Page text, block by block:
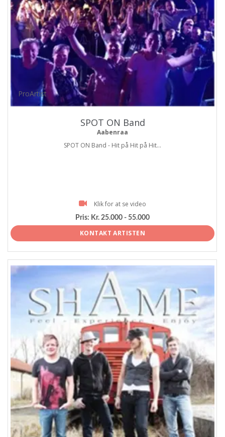
ProArtist
SPOT ON Band
Aabenraa
SPOT ON Band - Hit på Hit på Hit...
Klik for at se video
Pris: Kr. 25.000 - 55.000
KONTAKT ARTISTEN